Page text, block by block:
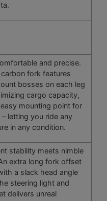
and precise.
fork features
bosses on each leg
cargo capacity,
mounting point for
letting you ride any
in any condition.
stability meets nimble
extra long fork offset
a slack head angle
steering light and
delivers unreal